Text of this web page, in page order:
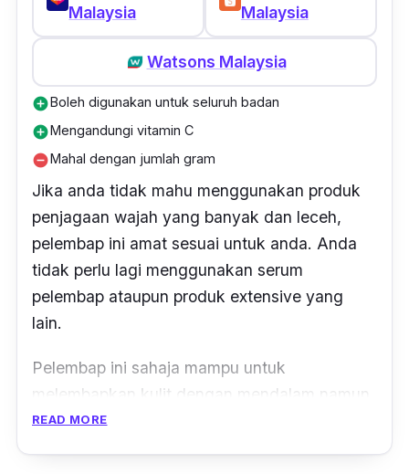
Malaysia
Malaysia
Watsons Malaysia
add_circleBoleh digunakan untuk seluruh badan
add_circleMengandungi vitamin C
remove_circleMahal dengan jumlah gram
Jika anda tidak mahu menggunakan produk
penjagaan wajah yang banyak dan leceh,
pelembap ini amat sesuai untuk anda. Anda
tidak perlu lagi menggunakan serum
pelembap ataupun produk extensive yang
lain.
Pelembap ini sahaja mampu untuk
melembapkan kulit dengan mendalam namun
tidak akan menyebabkan kulit berminyak.
READ MORE